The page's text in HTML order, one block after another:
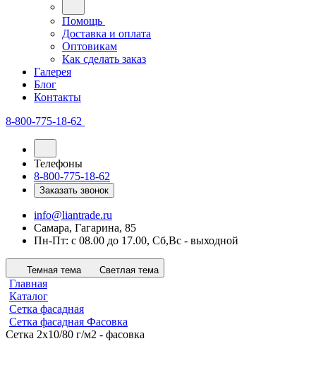
Помощь
Доставка и оплата
Оптовикам
Как сделать заказ
Галерея
Блог
Контакты
8-800-775-18-62
Телефоны
8-800-775-18-62
Заказать звонок
info@liantrade.ru
Самара, Гагарина, 85
Пн-Пт: c 08.00 до 17.00, Cб,Вс - выходной
Темная тема Светлая тема
Главная
Каталог
Сетка фасадная
Сетка фасадная Фасовка
Сетка 2х10/80 г/м2 - фасовка